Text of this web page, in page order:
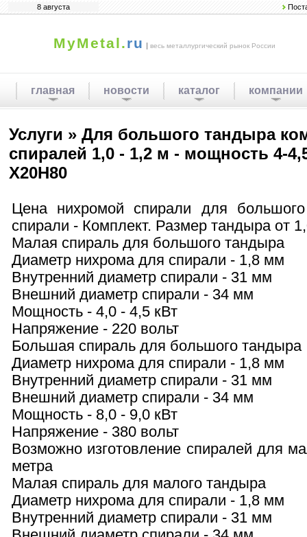
8 августа
MyMetal.ru | весь металлургический рынок России
главная новости каталог компании
Услуги » Для большого тандыра
спиралей 1,0 - 1,2 м - мощность 4-
Х20Н80
Цена нихромой спирали для
спирали - Комплект. Размер тандыра от
Малая спираль для большого тандыра
Диаметр нихрома для спирали - 1,8 мм
Внутренний диаметр спирали - 31 мм
Внешний диаметр спирали - 34 мм
Мощность - 4,0 - 4,5 кВт
Напряжение - 220 вольт
Большая спираль для большого тандыра
Диаметр нихрома для спирали - 1,8 мм
Внутренний диаметр спирали - 31 мм
Внешний диаметр спирали - 34 мм
Мощность - 8,0 - 9,0 кВт
Напряжение - 380 вольт
Возможно изготовление спиралей для
метра
Малая спираль для малого тандыра
Диаметр нихрома для спирали - 1,8 мм
Внутренний диаметр спирали - 31 мм